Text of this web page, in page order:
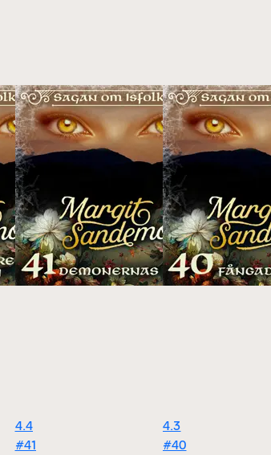
4.4
#41
4.3
#40